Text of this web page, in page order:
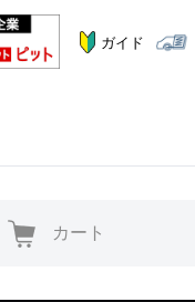
ガイド
カート